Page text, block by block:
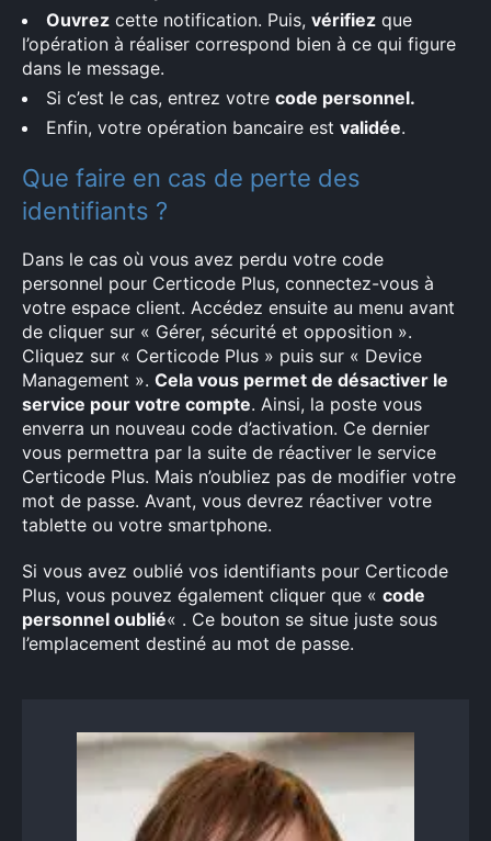
Ouvrez cette notification. Puis, vérifiez que
l’opération à réaliser correspond bien à ce qui figure
dans le message.
Si c’est le cas, entrez votre code personnel.
Enfin, votre opération bancaire est validée.
Que faire en cas de perte des
identifiants ?
Dans le cas où vous avez perdu votre code
personnel pour Certicode Plus, connectez-vous à
votre espace client. Accédez ensuite au menu avant
de cliquer sur « Gérer, sécurité et opposition ».
Cliquez sur « Certicode Plus » puis sur « Device
Management ». Cela vous permet de désactiver le
service pour votre compte. Ainsi, la poste vous
enverra un nouveau code d’activation. Ce dernier
vous permettra par la suite de réactiver le service
Certicode Plus. Mais n’oubliez pas de modifier votre
mot de passe. Avant, vous devrez réactiver votre
tablette ou votre smartphone.
Si vous avez oublié vos identifiants pour Certicode
Plus, vous pouvez également cliquer que « code
personnel oublié« . Ce bouton se situe juste sous
l’emplacement destiné au mot de passe.